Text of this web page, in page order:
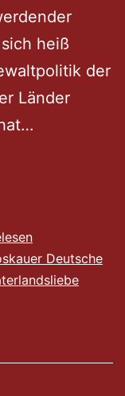
heiß
der
Länder
Deutsche